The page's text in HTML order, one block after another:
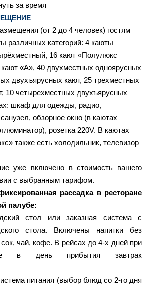
за время
(от 2 до 4 человек) гостям
различных категорий: 4 каюты
16 кают «Полулюкс
«А», 40 двухместных одноярусных
двухъярусных кают, 25 трехместных
10 четырехместных двухъярусных
шкаф для одежды, радио,
обзорное окно (в каютах
розетка 220V. В каютах
также есть холодильник, телевизор
уже включено в стоимость вашего
с выбранным тарифом.
рассадка в ресторане
палубе:
стол или заказная система с
стола. Включены напитки без
чай, кофе. В рейсах до 4-х дней при
в день прибытия завтрак
питания (выбор блюд со 2-го дня